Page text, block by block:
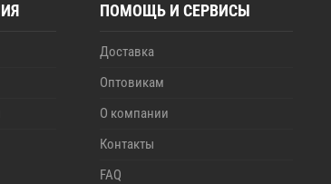
ПОМОЩЬ И СЕРВИСЫ
Доставка
Оптовикам
О компании
Контакты
FAQ